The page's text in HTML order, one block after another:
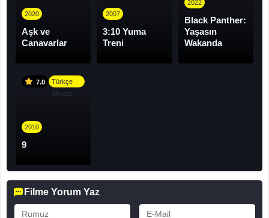
2020
Aşk ve
Canavarlar
2007
3:10 Yuma
Treni
2022
Black Panther:
Yaşasın
Wakanda
7.0
Türkçe
Altyazı
2010
9
Filme Yorum Yaz